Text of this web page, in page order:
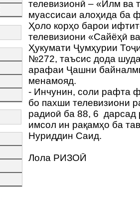
телевизионӣ – «Илм ва
муассисаи алоҳида ба
Ҳоло корҳо барои
телевизиони «Сайёҳӣ
Ҳукумати Ҷумҳурии
№272, таъсис дода
арафаи Ҷашни
менамояд.
- Инчунин, соли рафта
бо пахши телевизиони
радиоӣ ба 88, 6 дарсад
имсол ин рақамҳо ба
Нуриддин Саид.
Лола РИЗОӢ